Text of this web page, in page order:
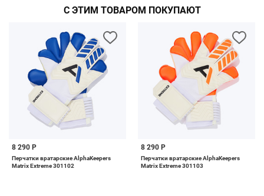
С ЭТИМ ТОВАРОМ ПОКУПАЮТ
8 290 Р
Перчатки вратарские AlphaKeepers
Matrix Extreme 301102
8 290 Р
Перчатки вратарские AlphaKeepers
Matrix Extreme 301103